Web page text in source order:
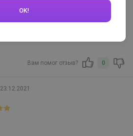
Вам помог отзыв? 0
23.12.2021
OK!